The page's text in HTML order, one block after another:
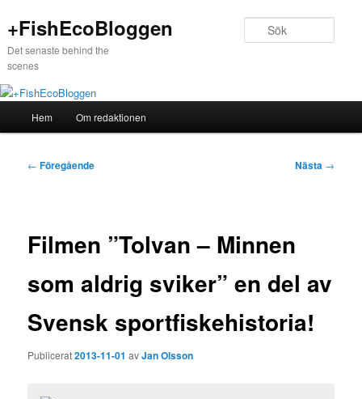
till
innehåll
+FishEcoBloggen
Det senaste behind the
scenes
Hem Om redaktionen
Inläggsnavigering
← Föregående Nästa →
Filmen ”Tolvan – Minnen
som aldrig sviker” en del av
Svensk sportfiskehistoria!
Publicerat2013-11-01 avJan Olsson